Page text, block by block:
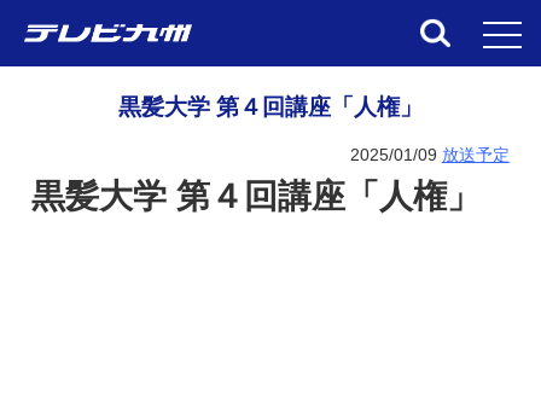
黒髪大学 第４回講座「人権」
2025/01/09 放送予定
黒髪大学 第４回講座「人権」